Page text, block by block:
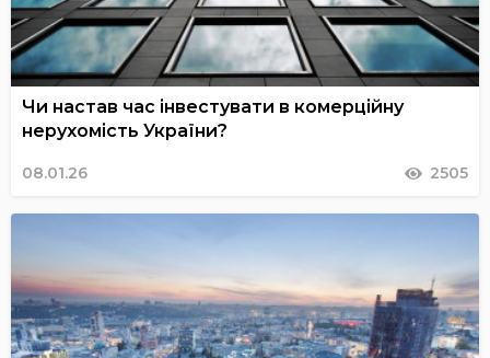
Чи настав час інвестувати в комерційну
нерухомість України?
08.01.26 2505